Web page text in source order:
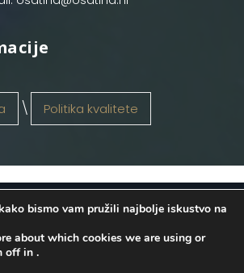
Politika kvalitete
d.o.o. 2026
. Configured
Osijek. Sva prava pridržana.
bismo vam pružili najbolje iskustvo na
about which cookies we are using or
off in .